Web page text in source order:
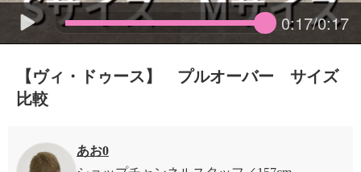
0:17/0:17
【ヴィ・ドゥース】 プルオーバー サイズ
比較
あお0